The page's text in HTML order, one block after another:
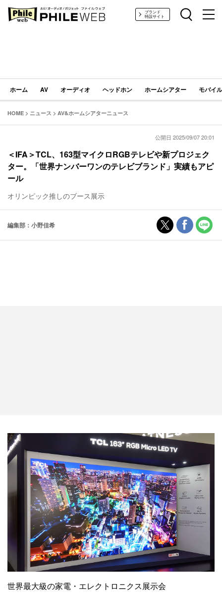
PHILE WEB｜AV/オーディオ/ガジェットブランド
特設サイト
ホーム AV オーディオ ヘッドホン ホームシアター モバイ
HOME > ニュース > AV&ホームシアターニュース
公開日 2025/09/07 20:01
＜IFA＞TCL、163型マイクロRGBテレビや新プロジェク
ター。「世界ナンバーワンのテレビブランド」実績もアピ
ール
オリンピック推しのブース展示
編集部：小野佳希
世界最大級の家電・エレクトロニクス展示会